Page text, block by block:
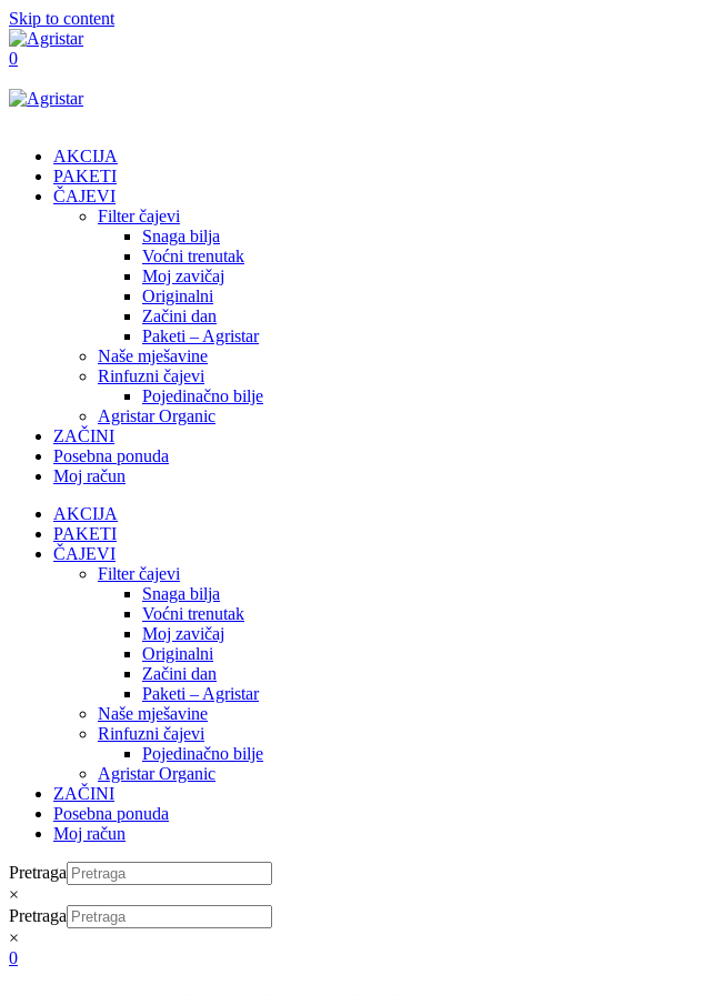
Skip to content
0
AKCIJA
PAKETI
ČAJEVI
Filter čajevi
Snaga bilja
Voćni trenutak
Moj zavičaj
Originalni
Začini dan
Paketi – Agristar
Naše mješavine
Rinfuzni čajevi
Pojedinačno bilje
Agristar Organic
ZAČINI
Posebna ponuda
Moj račun
AKCIJA
PAKETI
ČAJEVI
Filter čajevi
Snaga bilja
Voćni trenutak
Moj zavičaj
Originalni
Začini dan
Paketi – Agristar
Naše mješavine
Rinfuzni čajevi
Pojedinačno bilje
Agristar Organic
ZAČINI
Posebna ponuda
Moj račun
Pretraga
×
Pretraga
×
0